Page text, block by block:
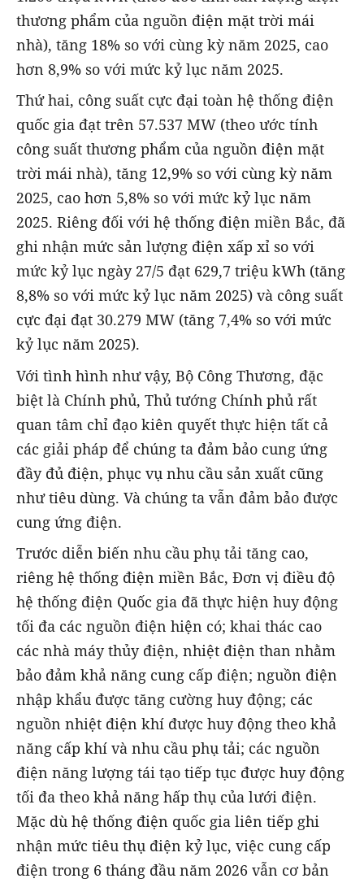
thương phẩm của nguồn điện mặt trời mái
nhà), tăng 18% so với cùng kỳ năm 2025, cao
hơn 8,9% so với mức kỷ lục năm 2025.
Thứ hai, công suất cực đại toàn hệ thống điện
quốc gia đạt trên 57.537 MW (theo ước tính
công suất thương phẩm của nguồn điện mặt
trời mái nhà), tăng 12,9% so với cùng kỳ năm
2025, cao hơn 5,8% so với mức kỷ lục năm
2025. Riêng đối với hệ thống điện miền Bắc, đã
ghi nhận mức sản lượng điện xấp xỉ so với
mức kỷ lục ngày 27/5 đạt 629,7 triệu kWh (tăng
8,8% so với mức kỷ lục năm 2025) và công suất
cực đại đạt 30.279 MW (tăng 7,4% so với mức
kỷ lục năm 2025).
Với tình hình như vậy, Bộ Công Thương, đặc
biệt là Chính phủ, Thủ tướng Chính phủ rất
quan tâm chỉ đạo kiên quyết thực hiện tất cả
các giải pháp để chúng ta đảm bảo cung ứng
đầy đủ điện, phục vụ nhu cầu sản xuất cũng
như tiêu dùng. Và chúng ta vẫn đảm bảo được
cung ứng điện.
Trước diễn biến nhu cầu phụ tải tăng cao,
riêng hệ thống điện miền Bắc, Đơn vị điều độ
hệ thống điện Quốc gia đã thực hiện huy động
tối đa các nguồn điện hiện có; khai thác cao
các nhà máy thủy điện, nhiệt điện than nhằm
bảo đảm khả năng cung cấp điện; nguồn điện
nhập khẩu được tăng cường huy động; các
nguồn nhiệt điện khí được huy động theo khả
năng cấp khí và nhu cầu phụ tải; các nguồn
điện năng lượng tái tạo tiếp tục được huy động
tối đa theo khả năng hấp thụ của lưới điện.
Mặc dù hệ thống điện quốc gia liên tiếp ghi
nhận mức tiêu thụ điện kỷ lục, việc cung cấp
điện trong 6 tháng đầu năm 2026 vẫn cơ bản